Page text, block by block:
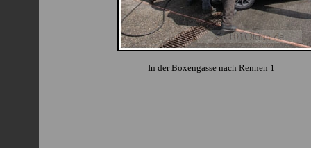
In der Boxengasse nach Rennen 1